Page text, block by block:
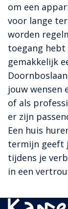
om een
voor lange
worden
toegang hebt
gemakkelijk
jouw wensen
of als
er zijn
Een huis
termijn geeft
tijdens je
in een